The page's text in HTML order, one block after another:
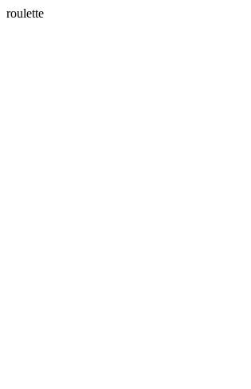
roulette